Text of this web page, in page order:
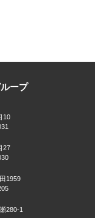
ープ
10
27
1959
280-1